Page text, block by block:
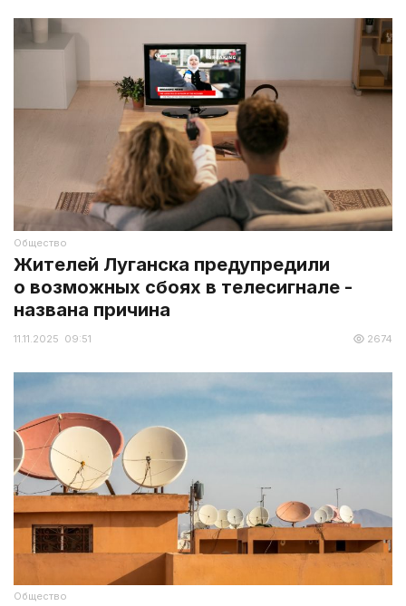
Общество
Жителей Луганска предупредили
о возможных сбоях в телесигнале -
названа причина
11.11.2025 09:51 2674
Общество